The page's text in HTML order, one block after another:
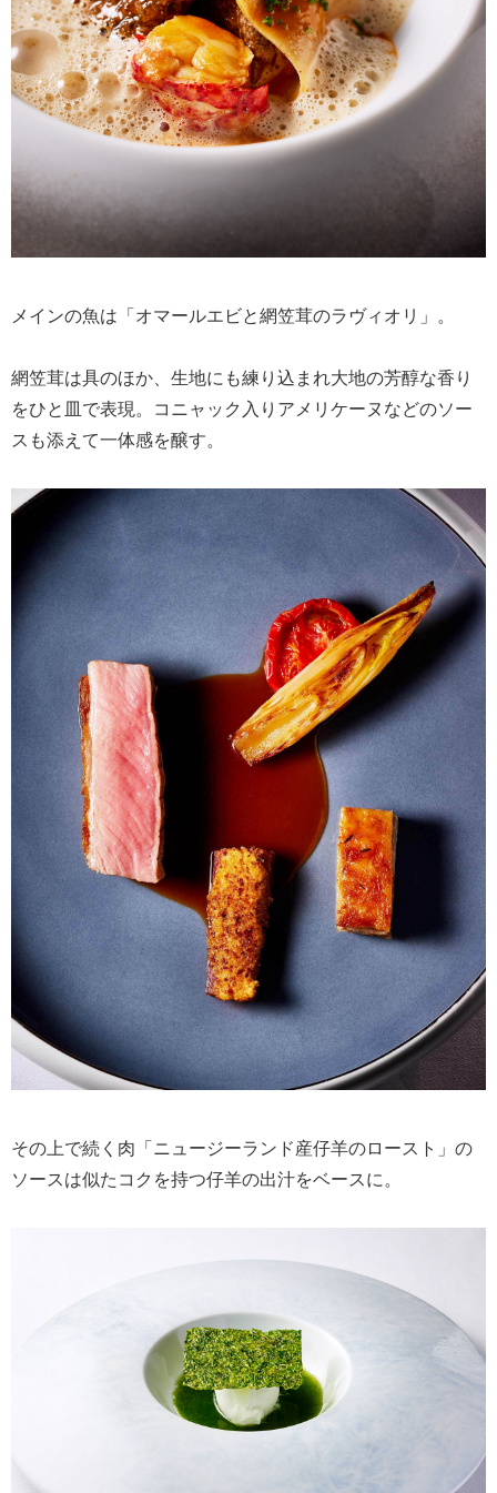
メインの魚は「オマールエビと網笠茸のラヴィオリ」。
網笠茸は具のほか、生地にも練り込まれ大地の芳醇な香り
をひと皿で表現。コニャック入りアメリケーヌなどのソー
スも添えて一体感を醸す。
その上で続く肉「ニュージーランド産仔羊のロースト」の
ソースは似たコクを持つ仔羊の出汁をベースに。